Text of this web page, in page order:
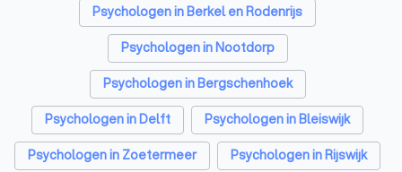
Personal trainers in Pijnacker
Diëtisten in Pijnacker
Psychologen in Berkel en Rodenrijs
Psychologen in Nootdorp
Psychologen in Bergschenhoek
Psychologen in Delft
Psychologen in Bleiswijk
Psychologen in Zoetermeer
Psychologen in Rijswijk